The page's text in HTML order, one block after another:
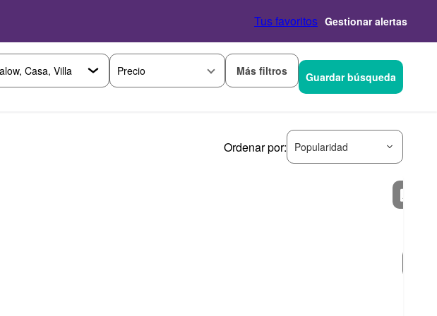
Tus favoritos Gestionar alertas
Precio Más filtros Guardar búsqueda
Ordenar por: Popularidad